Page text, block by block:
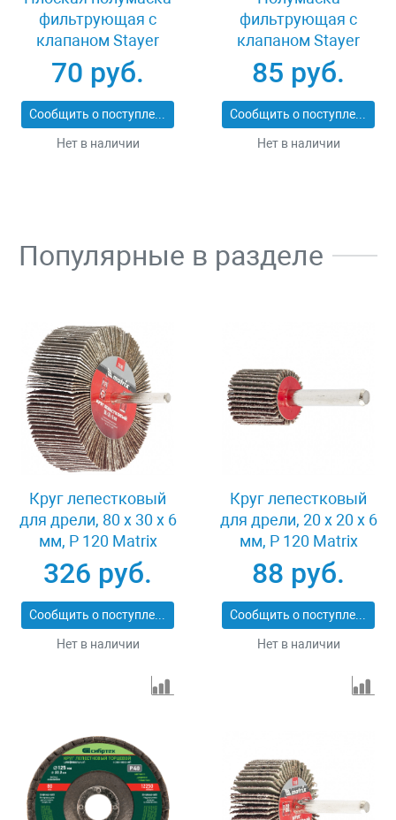
фильтрующая с
клапаном Stayer
11113_z01
70 руб.
Сообщить о поступлении
Нет в наличии
фильтрующая с
клапаном Stayer
MASTER 11116
85 руб.
Сообщить о поступлении
Нет в наличии
Популярные в разделе
Круг лепестковый
для дрели, 80 х 30 х 6
мм, P 120 Matrix
74146
326 руб.
Сообщить о поступлении
Нет в наличии
Круг лепестковый
для дрели, 20 х 20 х 6
мм, P 120 Matrix
74104
88 руб.
Сообщить о поступлении
Нет в наличии